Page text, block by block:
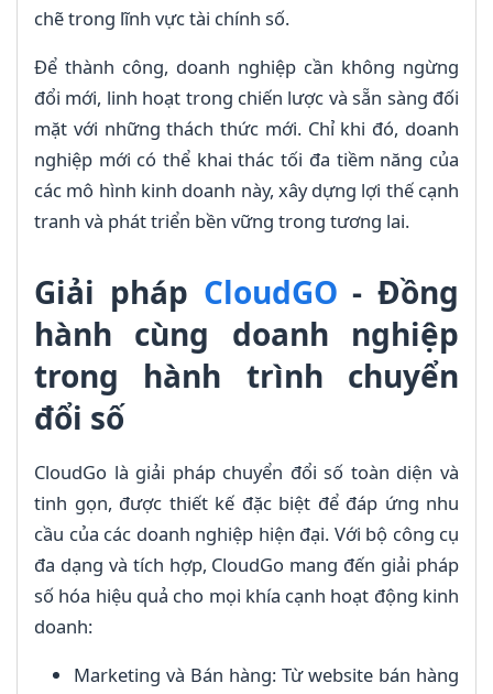
chẽ trong lĩnh vực tài chính số.
Để thành công, doanh nghiệp cần không ngừng
đổi mới, linh hoạt trong chiến lược và sẵn sàng đối
mặt với những thách thức mới. Chỉ khi đó, doanh
nghiệp mới có thể khai thác tối đa tiềm năng của
các mô hình kinh doanh này, xây dựng lợi thế cạnh
tranh và phát triển bền vững trong tương lai.
Giải pháp CloudGO - Đồng
hành cùng doanh nghiệp
trong hành trình chuyển
đổi số
CloudGo là giải pháp chuyển đổi số toàn diện và
tinh gọn, được thiết kế đặc biệt để đáp ứng nhu
cầu của các doanh nghiệp hiện đại. Với bộ công cụ
đa dạng và tích hợp, CloudGo mang đến giải pháp
số hóa hiệu quả cho mọi khía cạnh hoạt động kinh
doanh:
Marketing và Bán hàng: Từ website bán hàng